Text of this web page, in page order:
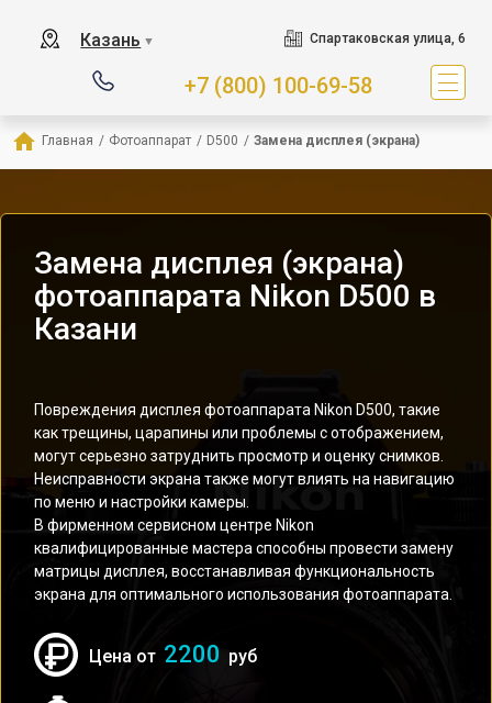
Казань ▼ Спартаковская улица, 6
+7 (800) 100-69-58
Главная / Фотоаппарат / D500 / Замена дисплея (экрана)
Замена дисплея (экрана)
фотоаппарата Nikon D500 в
Казани
Повреждения дисплея фотоаппарата Nikon D500, такие
как трещины, царапины или проблемы с отображением,
могут серьезно затруднить просмотр и оценку снимков.
Неисправности экрана также могут влиять на навигацию
по меню и настройки камеры.
В фирменном сервисном центре Nikon
квалифицированные мастера способны провести замену
матрицы дисплея, восстанавливая функциональность
экрана для оптимального использования фотоаппарата.
Цена от 2200 руб